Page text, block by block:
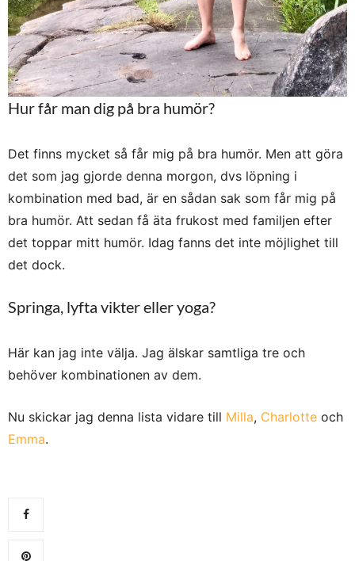
Hur får man dig på bra humör?
Det finns mycket så får mig på bra humör. Men att göra
det som jag gjorde denna morgon, dvs löpning i
kombination med bad, är en sådan sak som får mig på
bra humör. Att sedan få äta frukost med familjen efter
det toppar mitt humör. Idag fanns det inte möjlighet till
det dock.
Springa, lyfta vikter eller yoga?
Här kan jag inte välja. Jag älskar samtliga tre och
behöver kombinationen av dem.
Nu skickar jag denna lista vidare till Milla, Charlotte och
Emma.